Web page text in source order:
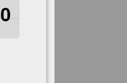
0
0
0
0